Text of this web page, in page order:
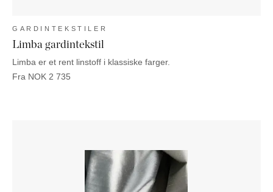
GARDINTEKSTILER
Limba gardintekstil
Limba er et rent linstoff i klassiske farger.
Fra NOK 2 735